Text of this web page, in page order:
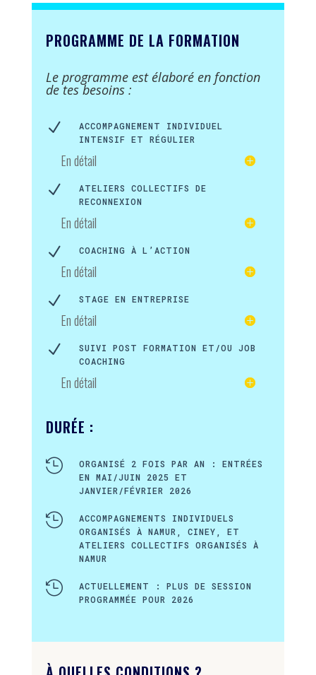
PROGRAMME DE LA FORMATION
Le programme est élaboré en fonction
de tes besoins :
N
ACCOMPAGNEMENT INDIVIDUEL
INTENSIF ET RÉGULIER
En détail
N
ATELIERS COLLECTIFS DE
RECONNEXION
En détail
N COACHING À L’ACTION
En détail
N STAGE EN ENTREPRISE
En détail
N
SUIVI POST FORMATION ET/OU JOB
COACHING
En détail
DURÉE :

ORGANISÉ 2 FOIS PAR AN : ENTRÉES
EN MAI/JUIN 2025 ET
JANVIER/FÉVRIER 2026

ACCOMPAGNEMENTS INDIVIDUELS
ORGANISÉS À NAMUR, CINEY, ET
ATELIERS COLLECTIFS ORGANISÉS À
NAMUR

ACTUELLEMENT : PLUS DE SESSION
PROGRAMMÉE POUR 2026